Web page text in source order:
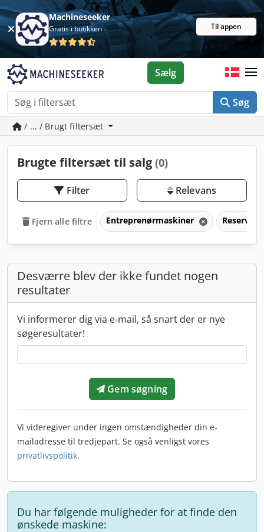
Machineseeker
Gratis i butikken Til appen
Søg
Sælg
/ ... / Brugt filtersæt
Brugte filtersæt til salg (0)
Filter Relevans
Fjern alle filtre Entreprenørmaskiner
Desværre blev der ikke fundet nogen
resultater
Vi informerer dig via e-mail, så snart der er nye
søgeresultater!
Gem søgning
Vi videregiver under ingen omstændigheder din e-
mailadresse til tredjepart. Se også venligst vores
privatlivspolitik.
Du har følgende muligheder for at finde den
ønskede maskine: